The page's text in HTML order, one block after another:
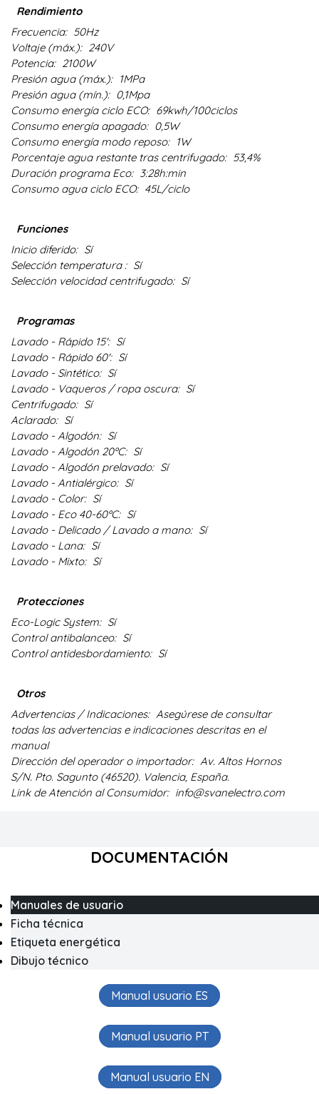
Rendimiento
Frecuencia: 50Hz
Voltaje (máx.): 240V
Potencia: 2100W
Presión agua (máx.): 1MPa
Presión agua (mín.): 0,1Mpa
Consumo energía ciclo ECO: 69kwh/100ciclos
Consumo energía apagado: 0,5W
Consumo energía modo reposo: 1W
Porcentaje agua restante tras centrifugado: 53,4%
Duración programa Eco: 3:28h:min
Consumo agua ciclo ECO: 45L/ciclo
Funciones
Inicio diferido: Sí
Selección temperatura : Sí
Selección velocidad centrifugado: Sí
Programas
Lavado - Rápido 15': Sí
Lavado - Rápido 60': Sí
Lavado - Sintético: Sí
Lavado - Vaqueros / ropa oscura: Sí
Centrifugado: Sí
Aclarado: Sí
Lavado - Algodón: Sí
Lavado - Algodón 20ºC: Sí
Lavado - Algodón prelavado: Sí
Lavado - Antialérgico: Sí
Lavado - Color: Sí
Lavado - Eco 40-60ºC: Sí
Lavado - Delicado / Lavado a mano: Sí
Lavado - Lana: Sí
Lavado - Mixto: Sí
Protecciones
Eco-Logic System: Sí
Control antibalanceo: Sí
Control antidesbordamiento: Sí
Otros
Advertencias / Indicaciones: Asegúrese de consultar
todas las advertencias e indicaciones descritas en el
manual
Dirección del operador o importador: Av. Altos Hornos
S/N. Pto. Sagunto (46520). Valencia, España.
Link de Atención al Consumidor: info@svanelectro.com
DOCUMENTACIÓN
Manuales de usuario
Ficha técnica
Etiqueta energética
Dibujo técnico
Manual usuario ES
Manual usuario PT
Manual usuario EN